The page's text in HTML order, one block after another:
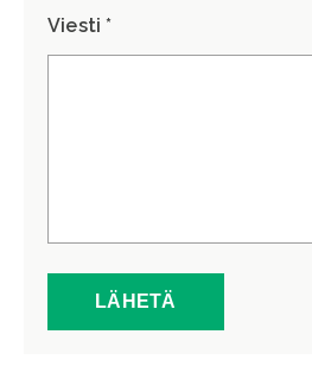
Viesti *